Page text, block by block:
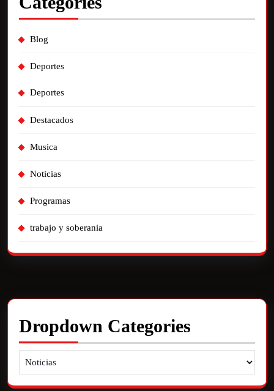
Blog
Deportes
Deportes
Destacados
Musica
Noticias
Programas
trabajo y soberania
Dropdown Categories